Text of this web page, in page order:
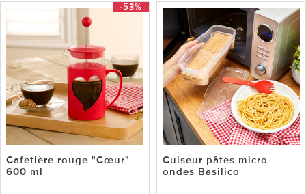
-53%
Cafetière rouge "Cœur"
600 ml
Cuiseur pâtes micro-
ondes Basilico